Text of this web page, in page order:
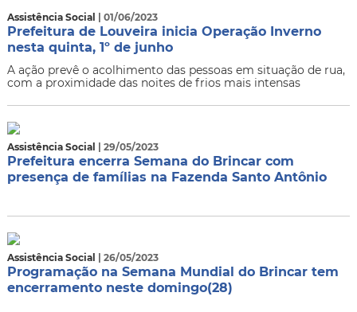
Assistência Social | 01/06/2023
Prefeitura de Louveira inicia Operação Inverno
nesta quinta, 1º de junho
A ação prevê o acolhimento das pessoas em situação de rua,
com a proximidade das noites de frios mais intensas
Assistência Social | 29/05/2023
Prefeitura encerra Semana do Brincar com
presença de famílias na Fazenda Santo Antônio
Assistência Social | 26/05/2023
Programação na Semana Mundial do Brincar tem
encerramento neste domingo(28)